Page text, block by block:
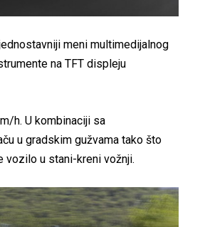
meni multimedijalnog
na TFT displeju
h. U kombinaciji sa
u gradskim gužvama tako što
vozilo u stani-kreni vožnji.